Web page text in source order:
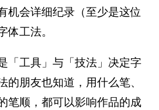
机会详细纪录（至少是这位
体工法。
「工具」与「技法」决定字
的朋友也知道，用什么笔、
笔顺，都可以影响作品的成